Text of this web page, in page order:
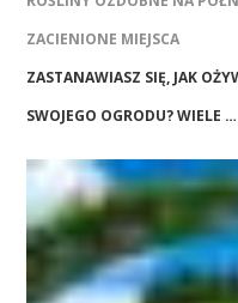
ZACIENIONE MIEJSCA
ZASTANAWIASZ SIĘ, JAK
SWOJEGO OGRODU? WIELE …